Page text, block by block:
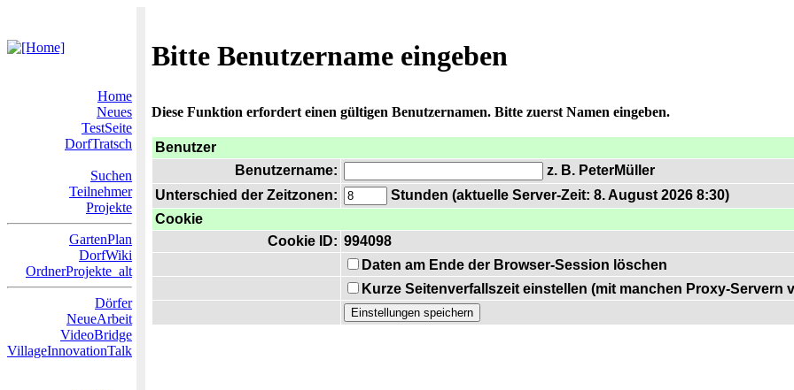
Bitte Benutzername eingeben
Home
Neues
TestSeite
DorfTratsch
Suchen
Teilnehmer
Projekte
GartenPlan
DorfWiki
OrdnerProjekte_alt
Dörfer
NeueArbeit
VideoBridge
VillageInnovationTalk
Diese Funktion erfordert einen gültigen Benutzernamen. Bitte zuerst Namen eingeben.
Benutzer
Benutzername:
z. B. PeterMüller
Unterschied der Zeitzonen:
Stunden (aktuelle Server-Zeit: 8. August 2026 8:30)
Cookie
Cookie ID: 994098
Daten am Ende der Browser-Session löschen
Kurze Seitenverfallszeit einstellen (mit manchen Proxy-Servern